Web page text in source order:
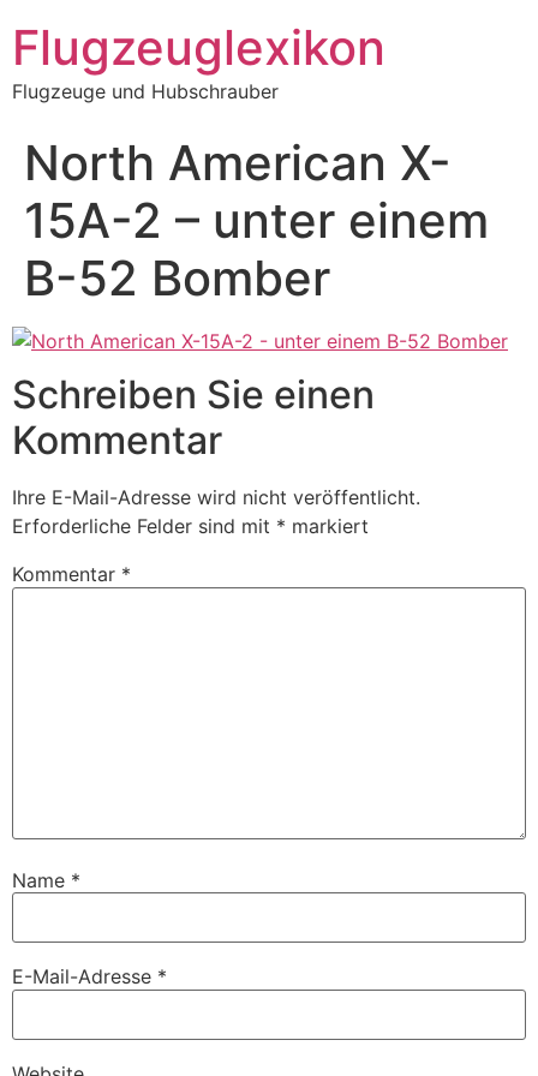
Inhalt
springen
Flugzeuglexikon
Flugzeuge und Hubschrauber
North American X-
15A-2 – unter einem
B-52 Bomber
Schreiben Sie einen
Kommentar
Ihre E-Mail-Adresse wird nicht veröffentlicht.
Erforderliche Felder sind mit * markiert
Kommentar *
Name *
E-Mail-Adresse *